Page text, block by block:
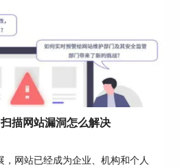
3 配置代理地址
然后手机设备输入地址。
描网站漏洞怎么解决
，网站已经成为企业、机构和个人